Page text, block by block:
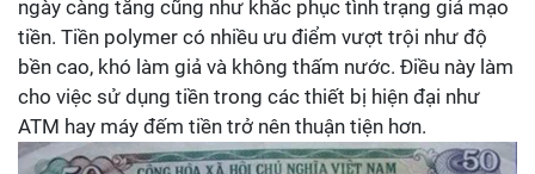
ngày càng tăng cũng như khắc phục tình trạng giả mạo
tiền. Tiền polymer có nhiều ưu điểm vượt trội như độ
bền cao, khó làm giả và không thấm nước. Điều này làm
cho việc sử dụng tiền trong các thiết bị hiện đại như
ATM hay máy đếm tiền trở nên thuận tiện hơn.